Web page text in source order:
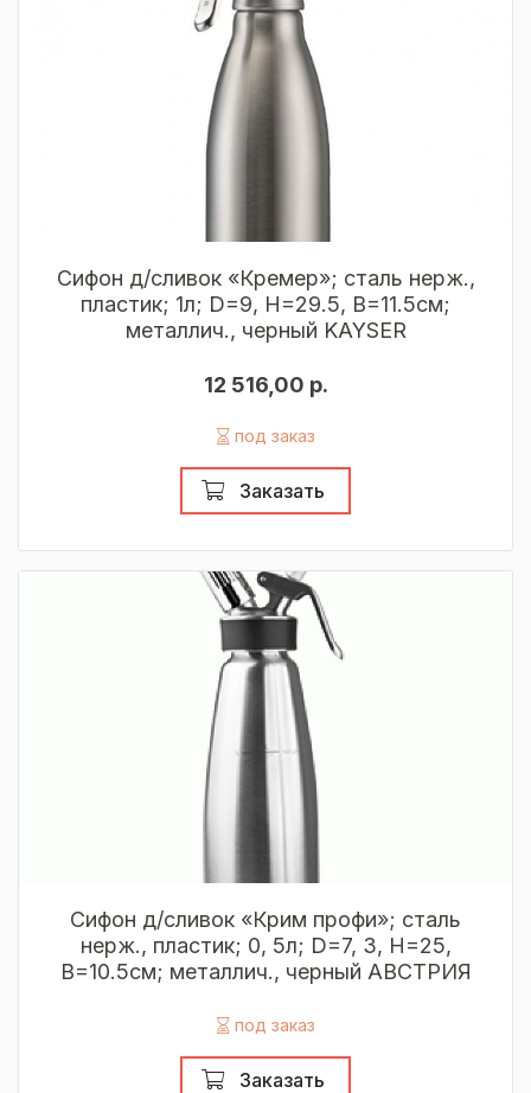
Сифон д/сливок «Кремер»; сталь нерж.,
пластик; 1л; D=9, H=29.5, B=11.5см;
металлич., черный KAYSER
12 516,00 р.
под заказ
Заказать
Сифон д/сливок «Крим профи»; сталь
нерж., пластик; 0, 5л; D=7, 3, H=25,
B=10.5см; металлич., черный АВСТРИЯ
под заказ
Заказать